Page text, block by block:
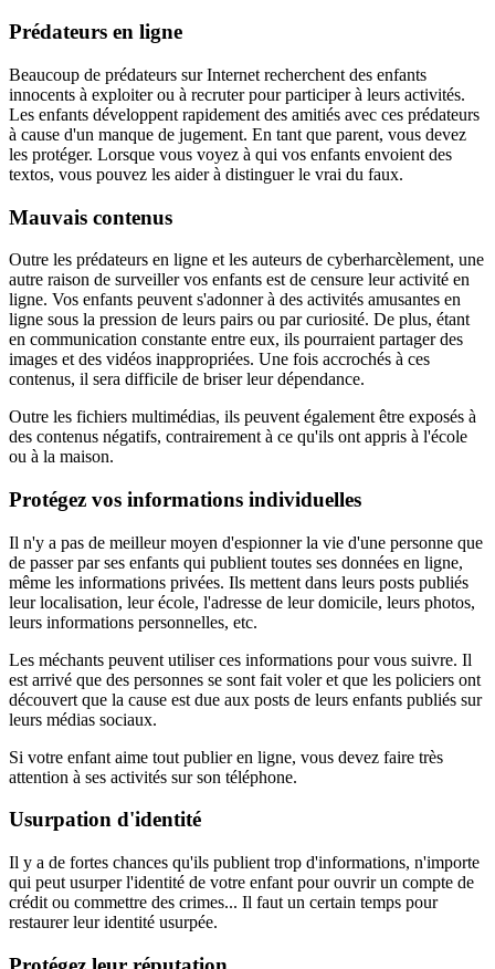
Prédateurs en ligne
Beaucoup de prédateurs sur Internet recherchent des enfants
innocents à exploiter ou à recruter pour participer à leurs activités.
Les enfants développent rapidement des amitiés avec ces prédateurs
à cause d'un manque de jugement. En tant que parent, vous devez
les protéger. Lorsque vous voyez à qui vos enfants envoient des
textos, vous pouvez les aider à distinguer le vrai du faux.
Mauvais contenus
Outre les prédateurs en ligne et les auteurs de cyberharcèlement, une
autre raison de surveiller vos enfants est de censure leur activité en
ligne. Vos enfants peuvent s'adonner à des activités amusantes en
ligne sous la pression de leurs pairs ou par curiosité. De plus, étant
en communication constante entre eux, ils pourraient partager des
images et des vidéos inappropriées. Une fois accrochés à ces
contenus, il sera difficile de briser leur dépendance.
Outre les fichiers multimédias, ils peuvent également être exposés à
des contenus négatifs, contrairement à ce qu'ils ont appris à l'école
ou à la maison.
Protégez vos informations individuelles
Il n'y a pas de meilleur moyen d'espionner la vie d'une personne que
de passer par ses enfants qui publient toutes ses données en ligne,
même les informations privées. Ils mettent dans leurs posts publiés
leur localisation, leur école, l'adresse de leur domicile, leurs photos,
leurs informations personnelles, etc.
Les méchants peuvent utiliser ces informations pour vous suivre. Il
est arrivé que des personnes se sont fait voler et que les policiers ont
découvert que la cause est due aux posts de leurs enfants publiés sur
leurs médias sociaux.
Si votre enfant aime tout publier en ligne, vous devez faire très
attention à ses activités sur son téléphone.
Usurpation d'identité
Il y a de fortes chances qu'ils publient trop d'informations, n'importe
qui peut usurper l'identité de votre enfant pour ouvrir un compte de
crédit ou commettre des crimes... Il faut un certain temps pour
restaurer leur identité usurpée.